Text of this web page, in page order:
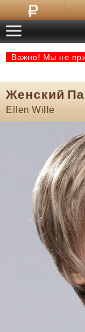
Важно! Мы не
Женский
Ellen Wille